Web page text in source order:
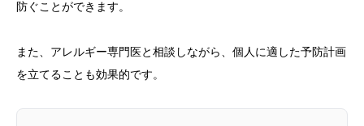
防ぐことができます。
また、アレルギー専門医と相談しながら、個人に適した予防計画
を立てることも効果的です。